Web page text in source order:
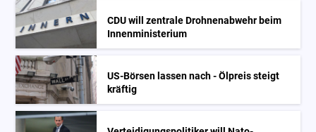
CDU will zentrale Drohnenabwehr beim
Innenministerium
US-Börsen lassen nach - Ölpreis steigt
kräftig